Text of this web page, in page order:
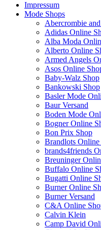
Impressum
Mode Shops
Abercrombie
Adidas Online
Alba Moda
Alberto Online
Armed Angels
Asos Online
Baby-Walz Shop
Bankowski Shop
Basler Mode
Baur Versand
Boden Mode
Bogner Online
Bon Prix Shop
Brandlots Online
brands4friends
Breuninger
Buffalo Online
Bugatti Online
Burner Online
Burner Versand
C&A Online
Calvin Klein
Camp David